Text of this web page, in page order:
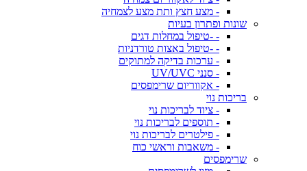
- מצע חצץ ותת מצע לצמחיה
שונות ופתרון בעיות
- -טיפול במחלות דגים
- -טיפול באצות טורדניות
- ערכות בדיקה למתוקים
- סנני UV/UVC
- אקווריום שרימפסים
בריכות נוי
- ציוד לבריכות נוי
- תוספים לבריכות נוי
- פילטרים לבריכות נוי
- משאבות וראשי כוח
שרימפסים